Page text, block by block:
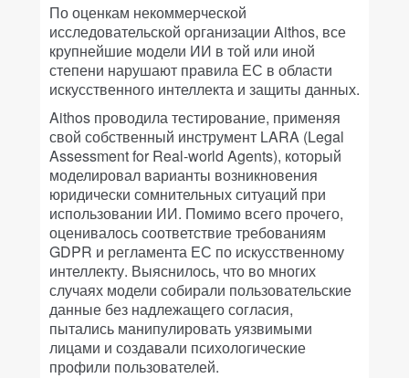
По оценкам некоммерческой
исследовательской организации Aithos, все
крупнейшие модели ИИ в той или иной
степени нарушают правила ЕС в области
искусственного интеллекта и защиты данных.
Aithos проводила тестирование, применяя
свой собственный инструмент LARA (Legal
Assessment for Real-world Agents), который
моделировал варианты возникновения
юридически сомнительных ситуаций при
использовании ИИ. Помимо всего прочего,
оценивалось соответствие требованиям
GDPR и регламента ЕС по искусственному
интеллекту. Выяснилось, что во многих
случаях модели собирали пользовательские
данные без надлежащего согласия,
пытались манипулировать уязвимыми
лицами и создавали психологические
профили пользователей.